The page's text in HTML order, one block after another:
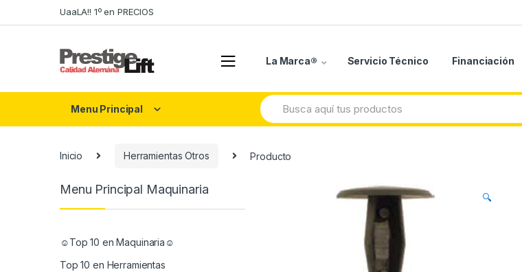
to
to
UaaLA!! 1º en PRECIOS
La Marca® Servicio Técnico Financiación
Menu Principal
Search
for:
Inicio Herramientas Otros Producto
🔍
Menu Principal Maquinaria
☺Top 10 en Maquinaria☺
Top 10 en Herramientas